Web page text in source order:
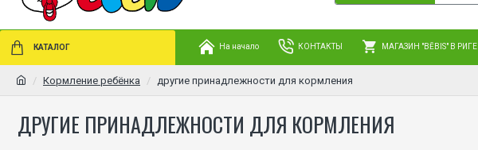
КАТАЛОГ На начало КОНТАКТЫ МАГАЗИН "BĒBIS" В РИГЕ
Кормление ребёнка другие принадлежности для кормления
ДРУГИЕ ПРИНАДЛЕЖНОСТИ ДЛЯ КОРМЛЕНИЯ